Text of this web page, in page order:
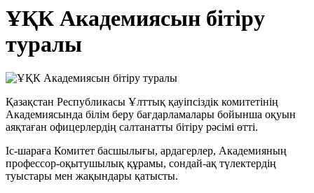
ҰҚК Академиясын бітіру
туралы
Қазақстан Республикасы Ұлттық қауіпсіздік комитетінің
Академиясында білім беру бағдарламалары бойынша оқуын
аяқтаған офицерлердің салтанатты бітіру рәсімі өтті.
Іс-шараға Комитет басшылығы, ардагерлер, Академияның
профессор-оқытушылық құрамы, сондай-ақ түлектердің
туыстары мен жақындары қатысты.